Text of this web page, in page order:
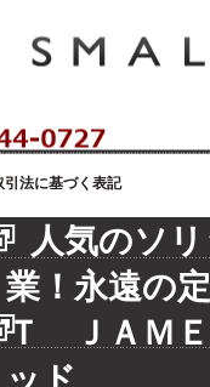
引法に基づく表記
人気のソ
業！永遠の
Ｔ ＪＡＭＥ
ッド